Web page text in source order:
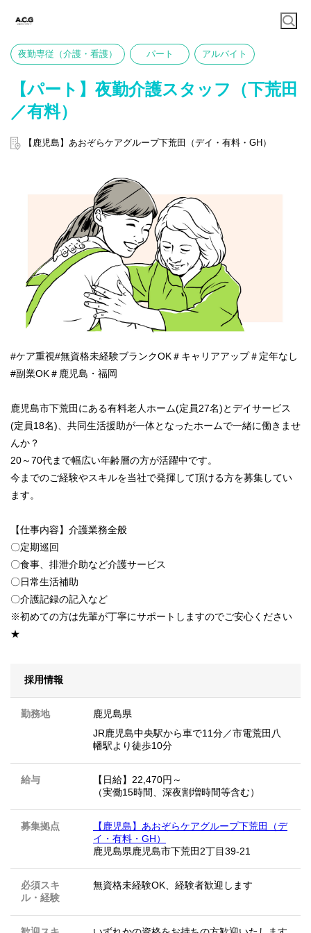
夜勤専従（介護・看護） パート アルバイト
【パート】夜勤介護スタッフ（下荒田
／有料）
【鹿児島】あおぞらケアグループ下荒田（デイ・有料・GH）
#ケア重視#無資格未経験ブランクOK＃キャリアアップ＃定年なし
#副業OK＃鹿児島・福岡
鹿児島市下荒田にある有料老人ホーム(定員27名)とデイサービス
(定員18名)、共同生活援助が一体となったホームで一緒に働きませ
んか？
20～70代まで幅広い年齢層の方が活躍中です。
今までのご経験やスキルを当社で発揮して頂ける方を募集してい
ます。
【仕事内容】介護業務全般
〇定期巡回
〇食事、排泄介助など介護サービス
〇日常生活補助
〇介護記録の記入など
※初めての方は先輩が丁寧にサポートしますのでご安心ください
★
採用情報
勤務地
鹿児島県
JR鹿児島中央駅から車で11分／市電荒田八
幡駅より徒歩10分
給与
【日給】22,470円～
（実働15時間、深夜割増時間等含む）
募集拠点
【鹿児島】あおぞらケアグループ下荒田（デ
イ・有料・GH）
鹿児島県鹿児島市下荒田2丁目39-21
必須スキ
ル・経験
無資格未経験OK、経験者歓迎します